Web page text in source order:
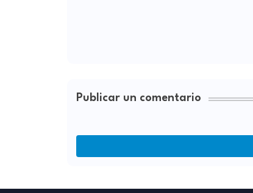
Publicar un comentario